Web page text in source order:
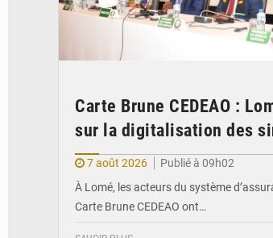
Carte Brune CEDEAO :
sur la digitalisation des
7 août 2026
Publié à 09h02
À Lomé, les acteurs du système
Carte Brune CEDEAO ont…